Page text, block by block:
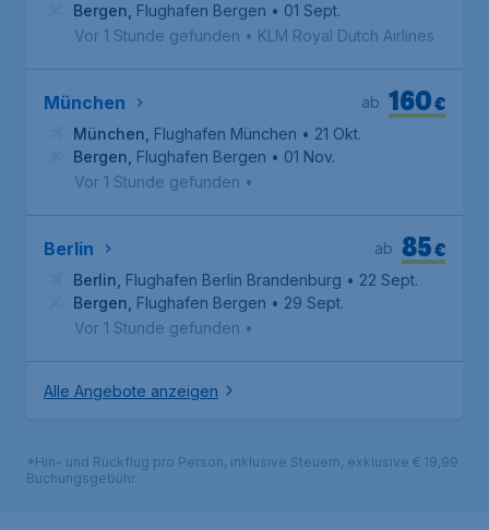
Bergen Flughafen Bergen • 01 Sept.
Vor 1 Stunde gefunden • KLM Royal Dutch Airlines
München €
160
ab
München Flughafen München • 21 Okt.
Bergen Flughafen Bergen • 01 Nov.
Vor 1 Stunde gefunden •
Berlin €
85
ab
Berlin Flughafen Berlin Brandenburg • 22 Sept.
Bergen Flughafen Bergen • 29 Sept.
Vor 1 Stunde gefunden •
Alle Angebote anzeigen
*Hin- und Rückflug pro Person, inklusive Steuern, exklusive € 19,99
Buchungsgebühr.